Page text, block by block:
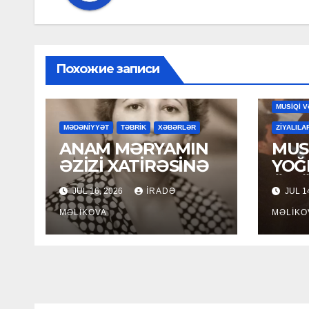
Похожие записи
MƏDƏNİYYƏT TƏBRİK XƏBƏRLƏR
ANAM MƏRYAMIN
ƏZİZİ XATİRƏSİNƏ
JUL 16, 2026 İRADƏ
MƏLIKOVA
MUSİQİ
JUL